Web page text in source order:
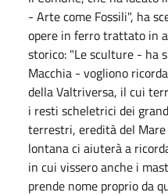
- Arte come Fossili", ha
opere in ferro trattato in
storico: "Le sculture - ha
Macchia - vogliono
della Valtriversa, il cui
i resti scheletrici dei
terrestri, eredità del
lontana ci aiuterà a
in cui vissero anche i
prende nome proprio da